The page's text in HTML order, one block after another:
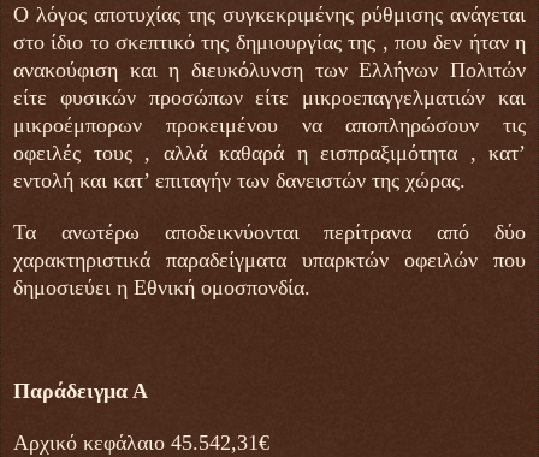
Ο λόγος αποτυχίας της συγκεκριμένης ρύθμισης ανάγεται
στο ίδιο το σκεπτικό της δημιουργίας της , που δεν ήταν η
ανακούφιση και η διευκόλυνση των Ελλήνων Πολιτών
είτε φυσικών προσώπων είτε μικροεπαγγελματιών και
μικροέμπορων προκειμένου να αποπληρώσουν τις
οφειλές τους , αλλά καθαρά η εισπραξιμότητα , κατ’
εντολή και κατ’ επιταγήν των δανειστών της χώρας.
Τα ανωτέρω αποδεικνύονται περίτρανα από δύο
χαρακτηριστικά παραδείγματα υπαρκτών οφειλών που
δημοσιεύει η Εθνική ομοσπονδία.
Παράδειγμα Α
Αρχικό κεφάλαιο 45.542,31€